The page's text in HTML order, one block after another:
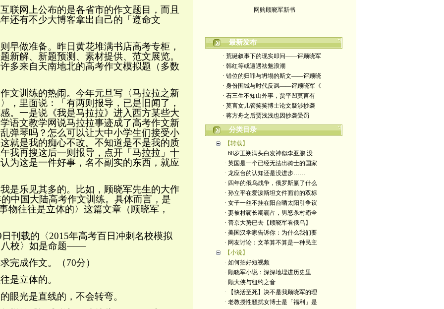
网上公布的是各省市的作文题目，而且
还有不少大博客拿出自己的「遵命文
做准备。昨日黄花堆满书店高考专柜，
新解、新题预测、素材提供、范文展览。
多来自天南地北的高考作文模拟题（多数
训练的热闹。今年元旦写〈马拉拉之新
，里面说：「有两则报导，已是旧闻了，
。一是说《我是马拉拉》进入西方某些大
语文教学网说马拉拉事迹成了高考作文新
弹琴吗？怎么可以让大中小学生们接受小
就是我的痴心不改。不知道是不是我的质
我再搜这后一则报导，点开「马拉拉」十
为这是一件好事，名不副实的东西，就应
乐见其多的。比如，顾晓军先生的大作
中国大陆高考作文训练。具体而言，是
物往往是立体的〉这篇文章（顾晓军，
日刊载的〈2015年高考百日冲刺名校模拟
八校〉如是命题——
成作文。（70分）
立体的。
光是直线的，不会转弯。
最新发布
· 荒诞叙事下的现实叩问——评顾晓军
· 韩红等或遭遇祛魅浪潮
· 错位的归罪与坍塌的斯文——评顾晓
· 身份围城与时代反讽——评顾晓军《
· 石三生不知山外事，贾平凹莫言有
· 莫言女儿管笑笑博士论文疑涉抄袭
· 蒋方舟之后贾浅浅也因抄袭受罚
分类目录
【转载】
· 68岁王朔满头白发神似李亚鹏 没
· 英国是一个已经无法出骑士的国家
· 龙应台的认知还是没进步……
· 四年的俄乌战争，俄罗斯赢了什么
· 孙立平在爱泼斯坦文件面前的双标
· 女子一丝不挂在阳台晒太阳引争议
· 妻被村霸长期霸占，男怒杀村霸全
· 普京大势已去【顾晓军看俄乌】
· 美国汉学家告诉你：为什么我们要
· 网友讨论：文革算不算是一种民主
【小说】
· 如何拍好短视频
· 顾晓军小说：深深地埋进历史里
· 顾大侠与纽约之音
· 【快活至死】决不是我顾晓军的理
· 老教授性骚扰女博士是「福利」是